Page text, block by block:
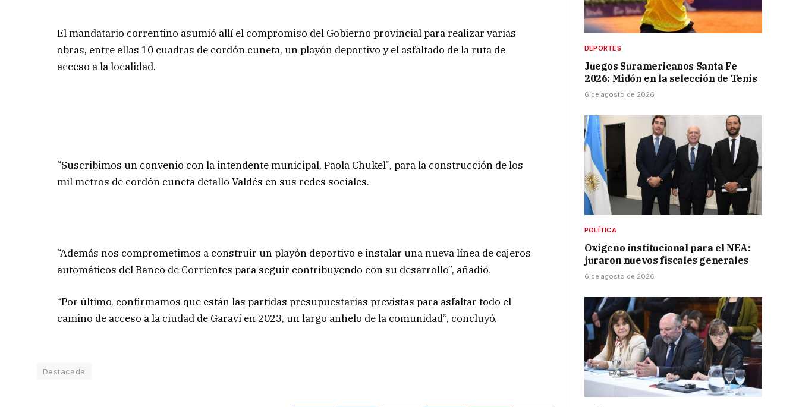
El mandatario correntino asumió allí el compromiso del Gobierno provincial para realizar varias
obras, entre ellas 10 cuadras de cordón cuneta, un playón deportivo y el asfaltado de la ruta de
acceso a la localidad.
“Suscribimos un convenio con la intendente municipal, Paola Chukel”, para la construcción de los
mil metros de cordón cuneta detallo Valdés en sus redes sociales.
“Además nos comprometimos a construir un playón deportivo e instalar una nueva línea de cajeros
automáticos del Banco de Corrientes para seguir contribuyendo con su desarrollo”, añadió.
“Por último, confirmamos que están las partidas presupuestarias previstas para asfaltar todo el
camino de acceso a la ciudad de Garaví en 2023, un largo anhelo de la comunidad”, concluyó.
Destacada
DEPORTES
Juegos Suramericanos Santa Fe
2026: Midón en la selección de Tenis
6 de agosto de 2026
POLÍTICA
Oxígeno institucional para el NEA:
juraron nuevos fiscales generales
6 de agosto de 2026